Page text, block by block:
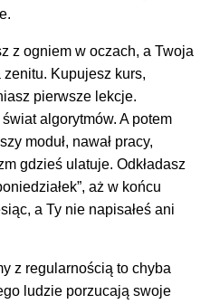
z ogniem w oczach, a Twoja
Kupujesz kurs,
pierwsze lekcje.
algorytmów. A potem
moduł, nawał pracy,
gdzieś ulatuje. Odkładasz
aż w końcu
a Ty nie napisałeś ani
z regularnością to chyba
ludzie porzucają swoje